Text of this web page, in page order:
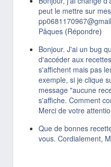
peut le mettre sur
Pâques (Répondre)
Bonjour. J'ai un bug
d'accéder aux
s'affichent mais pas
exemple, si je clique
message "aucune
s'affiche. Comment
Merci de votre
Que de bonnes
vous. Cordialement,